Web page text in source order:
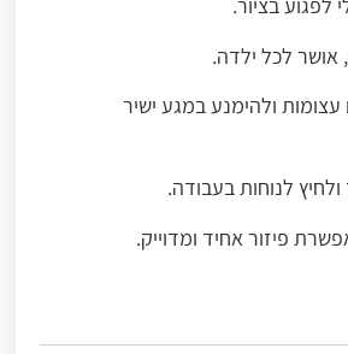
לפגוע בציור.
אושר לכל ילדה.
עצומות ולהימנע במגע ישיר
לנוחות בעבודה.
פיזור אחיד ומדוייק.